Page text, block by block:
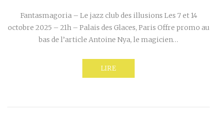
Fantasmagoria – Le jazz club des illusions Les 7 et 14
octobre 2025 – 21h – Palais des Glaces, Paris Offre promo au
bas de l’article Antoine Nya, le magicien…
LIRE